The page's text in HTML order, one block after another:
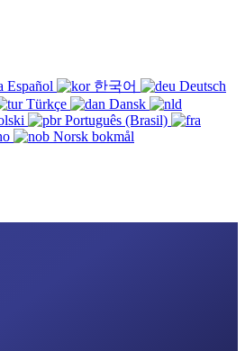
Español 한국어
Deutsch
Türkçe
Dansk
Português (Brasil)
Norsk bokmål